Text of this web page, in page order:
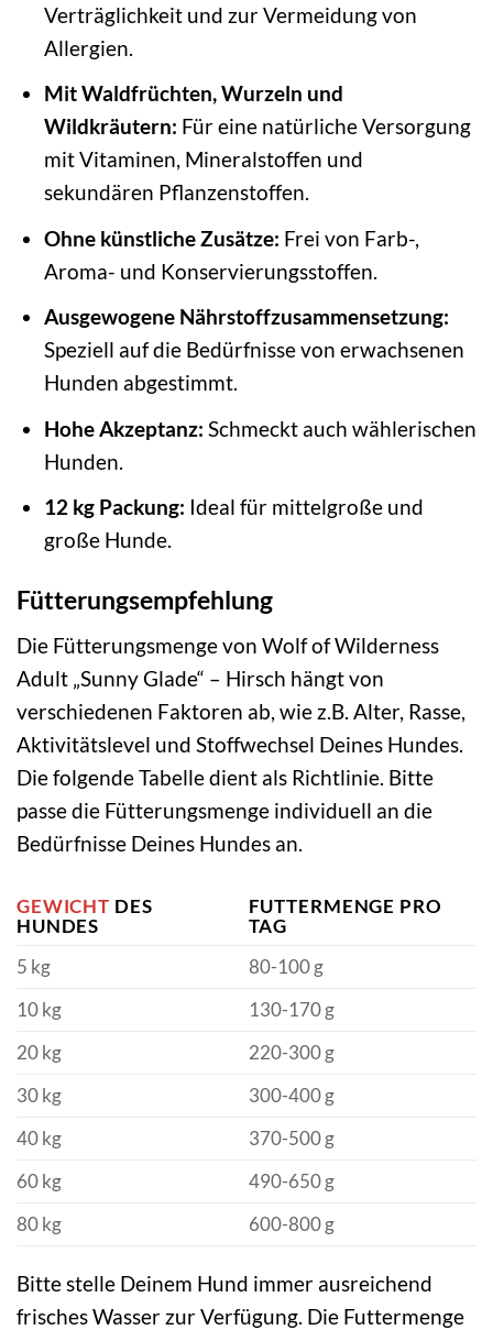
Verträglichkeit und zur Vermeidung von
Allergien.
Mit Waldfrüchten, Wurzeln und
Wildkräutern: Für eine natürliche Versorgung
mit Vitaminen, Mineralstoffen und
sekundären Pflanzenstoffen.
Ohne künstliche Zusätze: Frei von Farb-,
Aroma- und Konservierungsstoffen.
Ausgewogene Nährstoffzusammensetzung:
Speziell auf die Bedürfnisse von erwachsenen
Hunden abgestimmt.
Hohe Akzeptanz: Schmeckt auch wählerischen
Hunden.
12 kg Packung: Ideal für mittelgroße und
große Hunde.
Fütterungsempfehlung
Die Fütterungsmenge von Wolf of Wilderness
Adult „Sunny Glade“ – Hirsch hängt von
verschiedenen Faktoren ab, wie z.B. Alter, Rasse,
Aktivitätslevel und Stoffwechsel Deines Hundes.
Die folgende Tabelle dient als Richtlinie. Bitte
passe die Fütterungsmenge individuell an die
Bedürfnisse Deines Hundes an.
GEWICHT DES
HUNDES
FUTTERMENGE PRO
TAG
5 kg
80-100 g
10 kg
130-170 g
20 kg
220-300 g
30 kg
300-400 g
40 kg
370-500 g
60 kg
490-650 g
80 kg
600-800 g
Bitte stelle Deinem Hund immer ausreichend
frisches Wasser zur Verfügung. Die Futtermenge